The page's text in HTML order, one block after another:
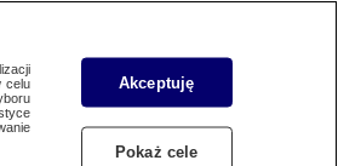
celu
Akceptuję
Pokaż cele